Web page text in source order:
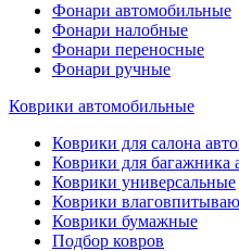
Фонари автомобильные
Фонари налобные
Фонари переносные
Фонари ручные
Коврики автомобильные
Коврики для салона
Коврики для багажника
Коврики универсальные
Коврики
Коврики бумажные
Подбор ковров